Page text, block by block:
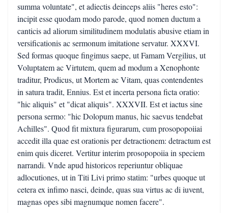
summa voluntate", et adiectis deinceps aliis "heres esto":
incipit esse quodam modo parode, quod nomen ductum a
canticis ad aliorum similitudinem modulatis abusive etiam in
versificationis ac sermonum imitatione servatur. XXXVI.
Sed formas quoque fingimus saepe, ut Famam Vergilius, ut
Voluptatem ac Virtutem, quem ad modum a Xenophonte
traditur, Prodicus, ut Mortem ac Vitam, quas contendentes
in satura tradit, Ennius. Est et incerta persona ficta oratio:
"hic aliquis" et "dicat aliquis". XXXVII. Est et iactus sine
persona sermo: "hic Dolopum manus, hic saevus tendebat
Achilles". Quod fit mixtura figurarum, cum prosopopoiiai
accedit illa quae est orationis per detractionem: detractum est
enim quis diceret. Vertitur interim prosopopoiia in speciem
narrandi. Vnde apud historicos reperiuntur obliquae
adlocutiones, ut in Titi Livi primo statim: "urbes quoque ut
cetera ex infimo nasci, deinde, quas sua virtus ac di iuvent,
magnas opes sibi magnumque nomen facere".